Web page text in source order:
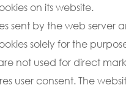
on its website.
sent by the web
solely for the
not used for direct
user consent. The